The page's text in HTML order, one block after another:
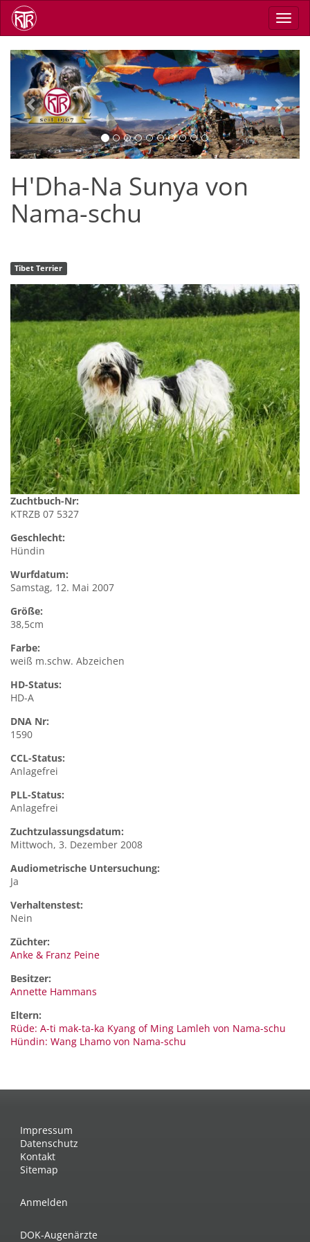
Direkt
zum
Inhalt
Previous Next
H'Dha-Na Sunya von
Nama-schu
Tibet Terrier
Zuchtbuch-Nr:
KTRZB 07 5327
Geschlecht:
Hündin
Wurfdatum:
Samstag, 12. Mai 2007
Größe:
38,5cm
Farbe:
weiß m.schw. Abzeichen
HD-Status:
HD-A
DNA Nr:
1590
CCL-Status:
Anlagefrei
PLL-Status:
Anlagefrei
Zuchtzulassungsdatum:
Mittwoch, 3. Dezember 2008
Audiometrische Untersuchung:
Ja
Verhaltenstest:
Nein
Züchter:
Anke & Franz Peine
Besitzer:
Annette Hammans
Eltern:
Rüde: A-ti mak-ta-ka Kyang of Ming Lamleh von Nama-schu
Hündin: Wang Lhamo von Nama-schu
Impressum
Datenschutz
Kontakt
Sitemap
Anmelden
DOK-Augenärzte